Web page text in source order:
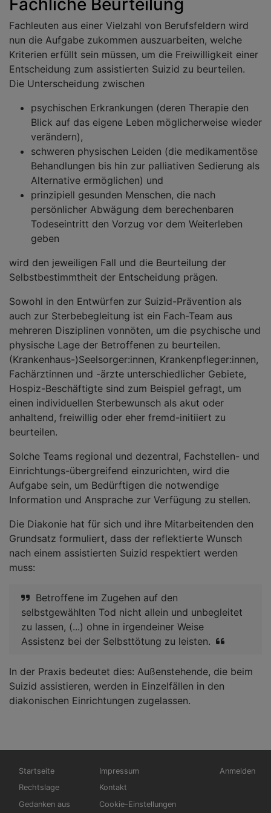
Fachliche Beurteilung
Fachleuten aus einer Vielzahl von Berufsfeldern wird
nun die Aufgabe zukommen auszuarbeiten, welche
Kriterien erfüllt sein müssen, um die Freiwilligkeit einer
Entscheidung zum assistierten Suizid zu beurteilen.
Die Unterscheidung zwischen
psychischen Erkrankungen (deren Therapie den
Blick auf das eigene Leben möglicherweise wieder
verändern),
schweren physischen Leiden (die medikamentöse
Behandlungen bis hin zur palliativen Sedierung als
Alternative ermöglichen) und
prinzipiell gesunden Menschen, die nach
persönlicher Abwägung dem berechenbaren
Todeseintritt den Vorzug vor dem Weiterleben
geben
wird den jeweiligen Fall und die Beurteilung der
Selbstbestimmtheit der Entscheidung prägen.
Sowohl in den Entwürfen zur Suizid-Prävention als
auch zur Sterbebegleitung ist ein Fach-Team aus
mehreren Disziplinen vonnöten, um die psychische und
physische Lage der Betroffenen zu beurteilen.
(Krankenhaus-)Seelsorger:innen, Krankenpfleger:innen,
Fachärztinnen und -ärzte unterschiedlicher Gebiete,
Hospiz-Beschäftigte sind zum Beispiel gefragt, um
einen individuellen Sterbewunsch als akut oder
anhaltend, freiwillig oder eher fremd-initiiert zu
beurteilen.
Solche Teams regional und dezentral, Fachstellen- und
Einrichtungs-übergreifend einzurichten, wird die
Aufgabe sein, um Bedürftigen die notwendige
Information und Ansprache zur Verfügung zu stellen.
Die Diakonie hat für sich und ihre Mitarbeitenden den
Grundsatz formuliert, dass der reflektierte Wunsch
nach einem assistierten Suizid respektiert werden
muss:
Betroffene im Zugehen auf den
selbstgewählten Tod nicht allein und unbegleitet
zu lassen, (...) ohne in irgendeiner Weise
Assistenz bei der Selbsttötung zu leisten.
In der Praxis bedeutet dies: Außenstehende, die beim
Suizid assistieren, werden in Einzelfällen in den
diakonischen Einrichtungen zugelassen.
Hauptnavigation
Startseite
Rechtslage
Gedanken aus
Fußbereichsmenü
Impressum
Kontakt
Cookie-Einstellungen
Anmelden